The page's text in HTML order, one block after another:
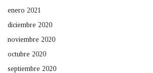
enero 2021
diciembre 2020
noviembre 2020
octubre 2020
septiembre 2020